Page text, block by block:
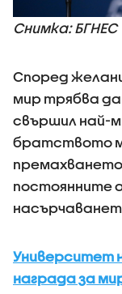
Снимка: БГНЕС
Според
мир трябва да
свършил най-
братството
постоянните
Университет
награда за